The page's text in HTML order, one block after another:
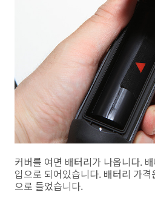
커버를 여면 배터리가 나옵니다.
입으로 되어있습니다. 배터리 가
으로 들었습니다.